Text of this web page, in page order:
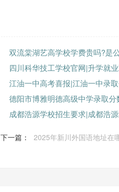
双流棠湖艺高学校学费贵吗?是
四川科华技工学校官网|升学就
江油一中高考喜报|江油一中录
德阳市博雅明德高级中学录取分
成都浩源学校招生要求|成都浩
下一篇： 2025年新川外国语地址在